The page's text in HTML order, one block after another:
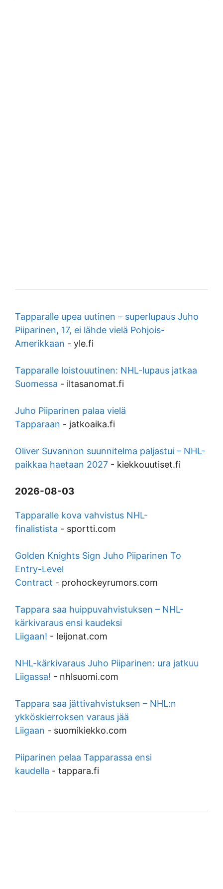
Tapparalle upea uutinen – superlupaus Juho
Piiparinen, 17, ei lähde vielä Pohjois-
Amerikkaan - yle.fi
Tapparalle loistouutinen: NHL-lupaus jatkaa
Suomessa - iltasanomat.fi
Juho Piiparinen palaa vielä
Tapparaan - jatkoaika.fi
Oliver Suvannon suunnitelma paljastui – NHL-
paikkaa haetaan 2027 - kiekkouutiset.fi
2026-08-03
Tapparalle kova vahvistus NHL-
finalistista - sportti.com
Golden Knights Sign Juho Piiparinen To
Entry-Level
Contract - prohockeyrumors.com
Tappara saa huippuvahvistuksen – NHL-
kärkivaraus ensi kaudeksi
Liigaan! - leijonat.com
NHL-kärkivaraus Juho Piiparinen: ura jatkuu
Liigassa! - nhlsuomi.com
Tappara saa jättivahvistuksen – NHL:n
ykköskierroksen varaus jää
Liigaan - suomikiekko.com
Piiparinen pelaa Tapparassa ensi
kaudella - tappara.fi